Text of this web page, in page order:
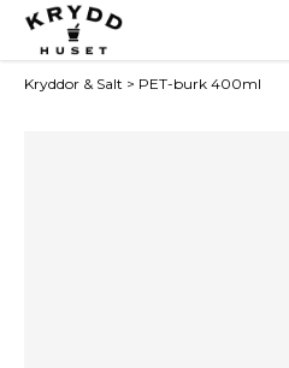
Kryddor & Salt > PET-burk 400ml